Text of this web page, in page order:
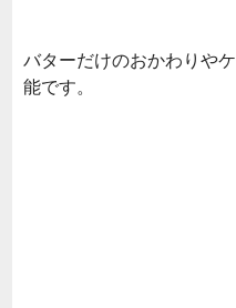
バターだけのおかわりや
能です。